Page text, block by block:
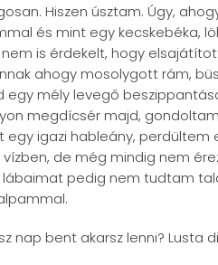
Hiszen úsztam. Úgy,
és mint egy kecskebéka,
is érdekelt, hogy
ahogy mosolygott rám,
egy mély levegő
megdícsér majd,
egy igazi hableány,
de még mindig nem
pedig nem tudtam
nap bent akarsz lenni? Lusta